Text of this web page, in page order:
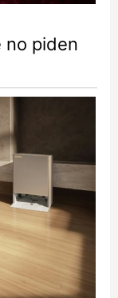
no piden